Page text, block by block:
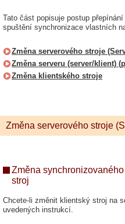
Tato část popisuje postup
spuštění synchronizace vlastních
Změna serverového stroje
Změna serveru (server/klient)
Změna klientského stroje
Změna serverového stroje
Změna
stroj
Chcete-li změnit klientský stroj na
uvedených instrukcí.